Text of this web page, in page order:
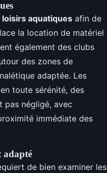
loisirs aquatiques afin de
la location de matériel
également des clubs
des zones de
adaptée. Les
toute sérénité, des
pas négligé, avec
immédiate des
adapté
de bien examiner les